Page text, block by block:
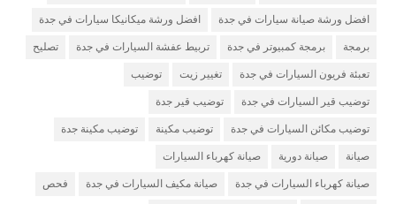
افضل ورشة صيانة سيارات في جدة افضل ورشة ميكانيكا سيارات في جدة
برمجة برمجة كمبيوتر في جدة تربيط عفشة السيارات في جدة تصليح
تعبئة فريون السيارات في جدة تغيير زيت توضيب
توضيب قير السيارات في جدة توضيب قير جدة
توضيب مكائن السيارات في جدة توضيب مكينة توضيب مكينة جدة
صيانة صيانة دورية صيانة كهرباء السيارات
صيانة كهرباء السيارات في جدة صيانة مكيف السيارات في جدة فحص